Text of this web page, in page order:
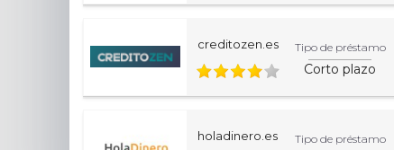
creditozen.es Tipo de préstamo
Corto plazo
holadinero.es Tipo de préstamo